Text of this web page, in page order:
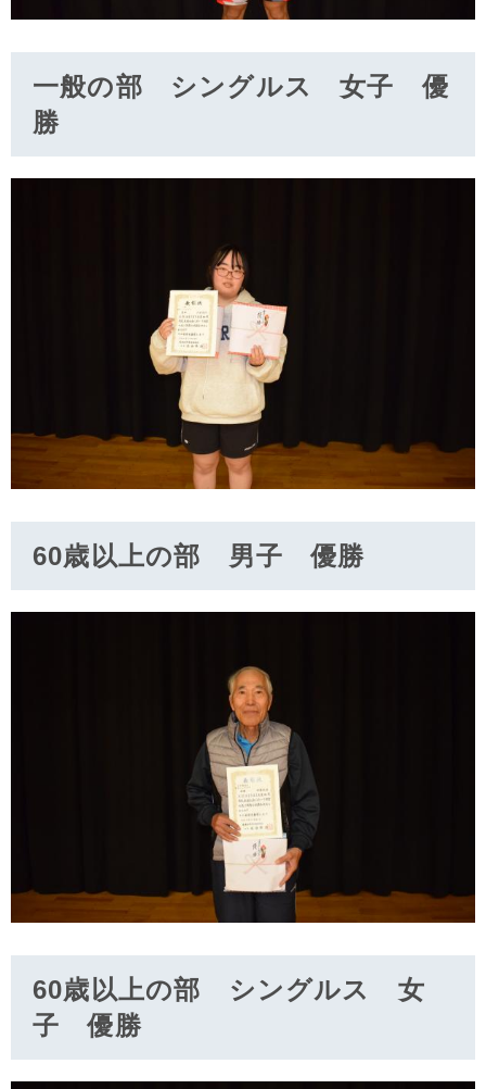
一般の部 シングルス 女子 優
勝
60歳以上の部 男子 優勝
60歳以上の部 シングルス 女
子 優勝